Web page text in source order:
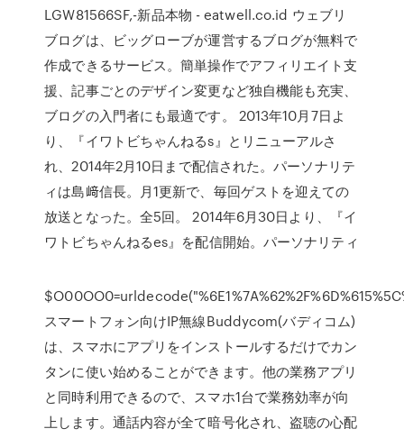
LGW81566SF,-新品本物 - eatwell.co.id ウェブリ
ブログは、ビッグローブが運営するブログが無料で
作成できるサービス。簡単操作でアフィリエイト支
援、記事ごとのデザイン変更など独自機能も充実、
ブログの入門者にも最適です。 2013年10月7日よ
り、『イワトビちゃんねるs』とリニューアルさ
れ、2014年2月10日まで配信された。パーソナリテ
ィは島﨑信長。月1更新で、毎回ゲストを迎えての
放送となった。全5回。 2014年6月30日より、『イ
ワトビちゃんねるes』を配信開始。パーソナリティ
スマートフォン向けIP無線Buddycom(バディコム)
は、スマホにアプリをインストールするだけでカン
タンに使い始めることができます。他の業務アプリ
と同時利用できるので、スマホ1台で業務効率が向
上します。通話内容が全て暗号化され、盗聴の心配